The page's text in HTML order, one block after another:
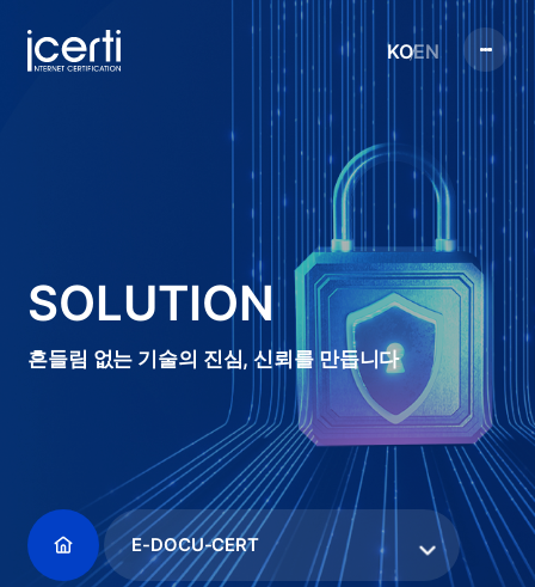
KOEN
SOLUTION
흔들림 없는 기술의 진심, 신뢰를 만듭니다
E-DOCU-CERT